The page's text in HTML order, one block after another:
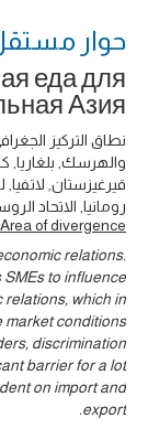
حوار ‎مستقل
еда для
Азия
نطاق التركيز
والهرسك, بلغاريا,
قيرغيزستان, لاتفيا,
رومانيا, الاتحاد
Area of divergence
relations.
to influence
which in
market conditions
discrimination
barrier for a lot
on import and
export.